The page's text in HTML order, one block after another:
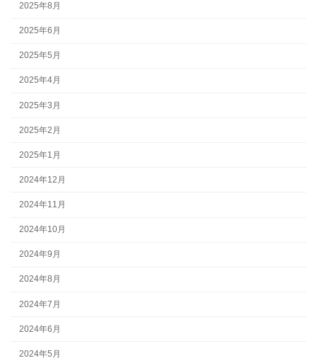
2025年8月
2025年6月
2025年5月
2025年4月
2025年3月
2025年2月
2025年1月
2024年12月
2024年11月
2024年10月
2024年9月
2024年8月
2024年7月
2024年6月
2024年5月